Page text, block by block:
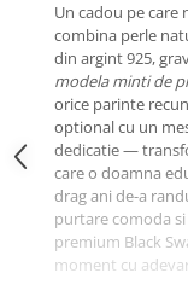
Un cadou pe care
combina perle
din argint 925,
modela minti de
orice parinte
optional cu un
dedicatie —
care o doamna
drag ani de-a
purtare comoda
premium Black
moment cu